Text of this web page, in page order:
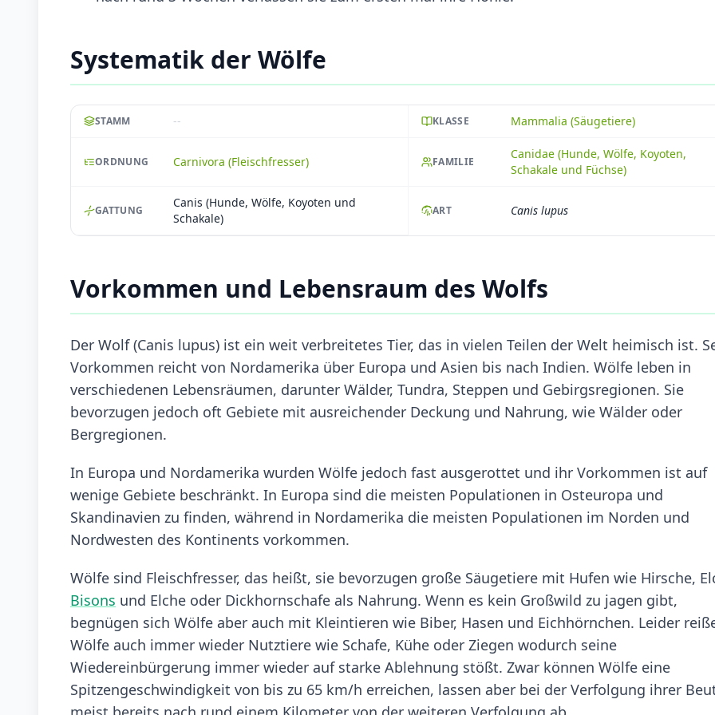
Systematik der Wölfe
STAMM -- KLASSE Mammalia (Säugetiere)
ORDNUNG Carnivora (Fleischfresser) FAMILIE
Canidae (Hunde, Wölfe, Koyoten,
Schakale und Füchse)
GATTUNG
Canis (Hunde, Wölfe, Koyoten und
Schakale)
ART Canis lupus
Vorkommen und Lebensraum des Wolfs
Der Wolf (Canis lupus) ist ein weit verbreitetes Tier, das in vielen Teilen der Welt heimisch ist.
Vorkommen reicht von Nordamerika über Europa und Asien bis nach Indien. Wölfe leben in
verschiedenen Lebensräumen, darunter Wälder, Tundra, Steppen und Gebirgsregionen. Sie
bevorzugen jedoch oft Gebiete mit ausreichender Deckung und Nahrung, wie Wälder oder
Bergregionen.
In Europa und Nordamerika wurden Wölfe jedoch fast ausgerottet und ihr Vorkommen ist auf
wenige Gebiete beschränkt. In Europa sind die meisten Populationen in Osteuropa und
Skandinavien zu finden, während in Nordamerika die meisten Populationen im Norden und
Nordwesten des Kontinents vorkommen.
Wölfe sind Fleischfresser, das heißt, sie bevorzugen große Säugetiere mit Hufen wie Hirsche,
Bisons und Elche oder Dickhornschafe als Nahrung. Wenn es kein Großwild zu jagen gibt,
begnügen sich Wölfe aber auch mit Kleintieren wie Biber, Hasen und Eichhörnchen. Leider
Wölfe auch immer wieder Nutztiere wie Schafe, Kühe oder Ziegen wodurch seine
Wiedereinbürgerung immer wieder auf starke Ablehnung stößt. Zwar können Wölfe eine
Spitzengeschwindigkeit von bis zu 65 km/h erreichen, lassen aber bei der Verfolgung ihrer